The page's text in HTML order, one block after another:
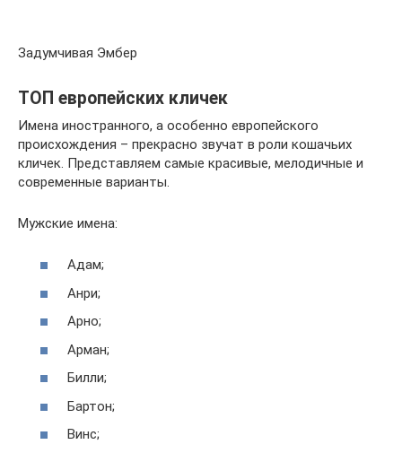
Задумчивая Эмбер
ТОП европейских кличек
Имена иностранного, а особенно европейского
происхождения – прекрасно звучат в роли кошачьих
кличек. Представляем самые красивые, мелодичные и
современные варианты.
Мужские имена:
Адам;
Анри;
Арно;
Арман;
Билли;
Бартон;
Винс;